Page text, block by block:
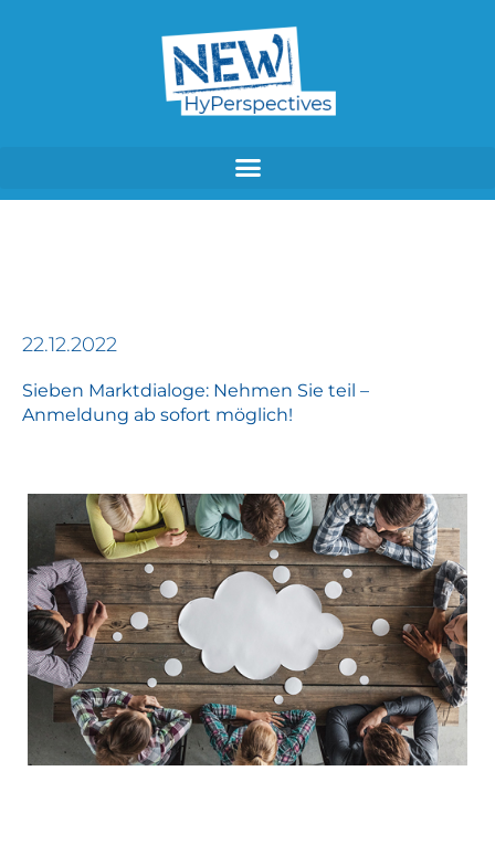
22.12.2022
Sieben Marktdialoge: Nehmen Sie teil –
Anmeldung ab sofort möglich!